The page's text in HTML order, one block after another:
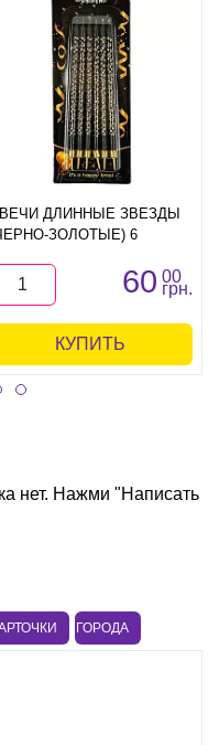
ДЛИННЫЕ ЗВЕЗДЫ
ЗОЛОТЫЕ) 6
60 00
грн.
КУПИТЬ
нет. Нажми "Написать
ГОРОДА